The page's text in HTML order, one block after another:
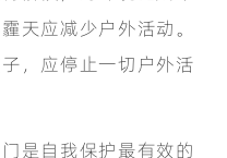
天应减少户外活动。
，应停止一切户外活
自我保护最有效的